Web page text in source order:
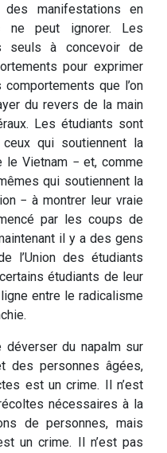
manifestations en
ne peut ignorer. Les
seuls à concevoir de
pour exprimer
que l’on
du revers de la main
Les étudiants sont
qui soutiennent la
le Vietnam − et, comme
qui soutiennent la
− à montrer leur vraie
par les coups de
il y a des gens
l’Union des étudiants
étudiants de leur
entre le radicalisme
déverser du napalm sur
des personnes âgées,
est un crime. Il n’est
nécessaires à la
de personnes, mais
un crime. Il n’est pas